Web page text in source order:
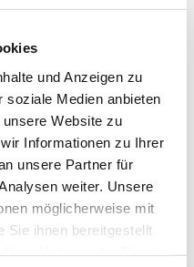
und Anzeigen zu
soziale Medien anbieten
Website zu
Informationen zu Ihrer
unsere Partner für
weiter. Unsere
möglicherweise mit
Sie ihnen bereitgestellt
der RUW-Jungzüchter
im Rahmen des